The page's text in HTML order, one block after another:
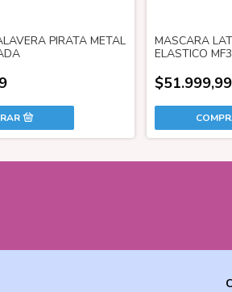
PIRATA METAL
MASCARA
ELASTICO
$51.999,99